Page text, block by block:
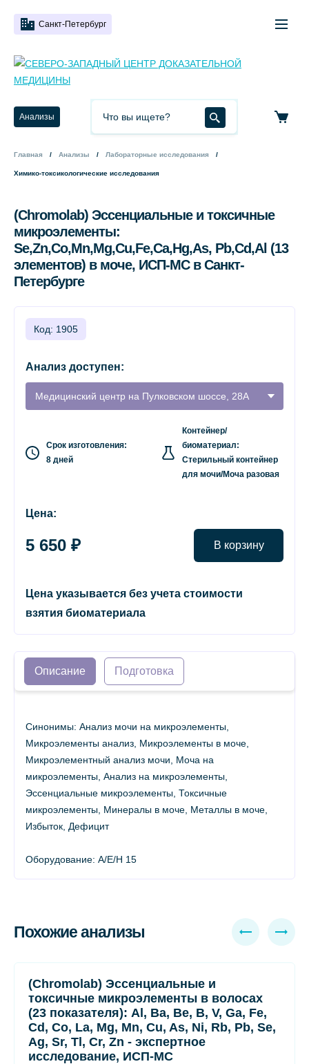
Санкт-Петербург
Анализы
Главная Анализы Лабораторные исследования
Химико-токсикологические исследования
(Chromolab) Эссенциальные и токсичные
микроэлементы:
Se,Zn,Co,Mn,Mg,Cu,Fe,Ca,Hg,As, Pb,Cd,Al (13
элементов) в моче, ИСП-МС в Санкт-
Петербурге
Код: 1905
Анализ доступен:
Медицинский центр на Пулковском шоссе, 28А
Срок изготовления:
8 дней
Контейнер/
биоматериал:
Стерильный контейнер
для мочи/Моча разовая
Цена:
5 650 ₽ В корзину
Цена указывается без учета стоимости
взятия биоматериала
Описание Подготовка
Синонимы: Анализ мочи на микроэлементы,
Микроэлементы анализ, Микроэлементы в моче,
Микроэлементный анализ мочи, Моча на
микроэлементы, Анализ на микроэлементы,
Эссенциальные микроэлементы, Токсичные
микроэлементы, Минералы в моче, Металлы в моче,
Избыток, Дефицит
Оборудование: A/E/H 15
Похожие анализы
(Chromolab) Эссенциальные и
токсичные микроэлементы в волосах
(23 показателя): Al, Ba, Be, B, V, Ga, Fe,
Cd, Co, La, Mg, Mn, Cu, As, Ni, Rb, Pb, Se,
Ag, Sr, Tl, Cr, Zn - экспертное
исследование, ИСП-МС